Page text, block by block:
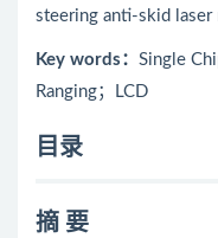
steering anti-skid laser
Key words ： Single
Ranging；LCD
目录
摘 要